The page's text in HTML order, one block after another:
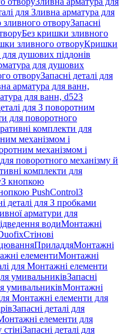
для Зливна арматура для
отворуЗапасні
Без кришки зливного
зливного отворуКришки
душових піддонів
для душових
отворуЗапасні деталі для
арматура для ванн,
для ванн, d52З
для З поворотним
для поворотного
комплекти для
механізмом і
механізмом і
поворотного механізму й
комплекти для
З кнопкою
PushControlЗ
деталі для З пробками
арматури для
водиМонтажні
Стінові
ПриладдяМонтажні
елементиМонтажні
для Монтажні елементи
умивальниківЗапасні
умивальниківМонтажні
Монтажні елементи для
Запасні деталі для
елементи для
Запасні деталі для